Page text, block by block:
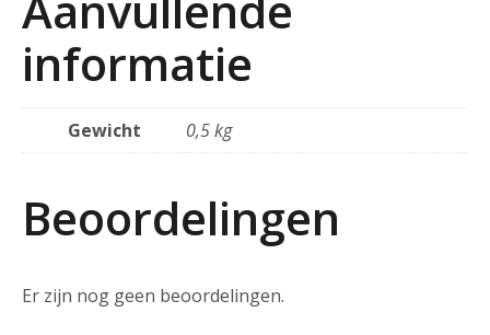
informatie
Gewicht 0,5 kg
Beoordelingen
Er zijn nog geen beoordelingen.